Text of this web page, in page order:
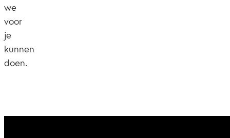
we
voor
je
kunnen
doen.